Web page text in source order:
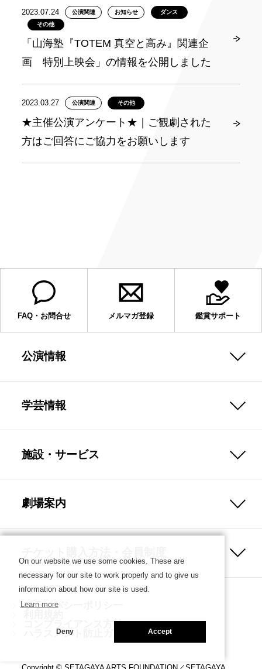
2023.07.24 公演関連 お知らせ
ダンス
その他
「山海塾『TOTEM 真空と高み』関連企
画 特別上映会」の情報を公開しました
2023.03.27 公演関連 その他
★主催公演アンケート★｜ご観劇された
方はご回答にご協力をお願いします
FAQ・お問合せ メルマガ登録 鑑賞サポート
公演情報
学芸情報
施設・サービス
劇場案内
プライバシーポリシー
コンプライアンス方針
ハラスメント防止ガイドライン
On our website we use some cookies. These are
necessary for our site to work properly and to give us
information about how our site is used.
Learn more
Deny Accept